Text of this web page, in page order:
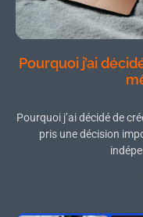
Pourquoi j’ai
Pourquoi j’ai décidé de
pris une décision